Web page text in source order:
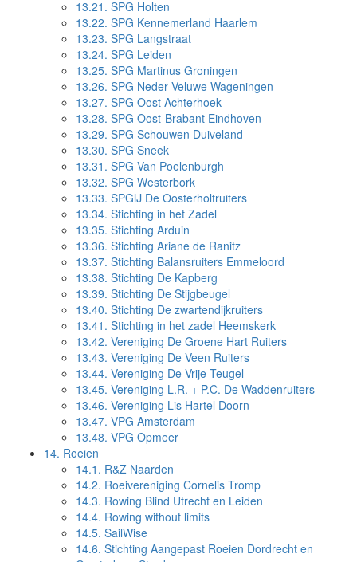
13.21. SPG Holten
13.22. SPG Kennemerland Haarlem
13.23. SPG Langstraat
13.24. SPG Leiden
13.25. SPG Martinus Groningen
13.26. SPG Neder Veluwe Wageningen
13.27. SPG Oost Achterhoek
13.28. SPG Oost-Brabant Eindhoven
13.29. SPG Schouwen Duiveland
13.30. SPG Sneek
13.31. SPG Van Poelenburgh
13.32. SPG Westerbork
13.33. SPGIJ De Oosterholtruiters
13.34. Stichting in het Zadel
13.35. Stichting Arduin
13.36. Stichting Ariane de Ranitz
13.37. Stichting Balansruiters Emmeloord
13.38. Stichting De Kapberg
13.39. Stichting De Stijgbeugel
13.40. Stichting De zwartendijkruiters
13.41. Stichting in het zadel Heemskerk
13.42. Vereniging De Groene Hart Ruiters
13.43. Vereniging De Veen Ruiters
13.44. Vereniging De Vrije Teugel
13.45. Vereniging L.R. + P.C. De Waddenruiters
13.46. Vereniging Lis Hartel Doorn
13.47. VPG Amsterdam
13.48. VPG Opmeer
14. Roeien
14.1. R&Z Naarden
14.2. Roeivereniging Cornelis Tromp
14.3. Rowing Blind Utrecht en Leiden
14.4. Rowing without limits
14.5. SailWise
14.6. Stichting Aangepast Roeien Dordrecht en